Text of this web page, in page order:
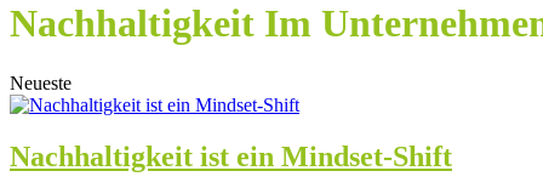
Nachhaltigkeit Im
Neueste
Nachhaltigkeit ist ein Mindset-Shift